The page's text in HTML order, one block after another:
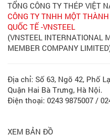
TỔNG CÔNG TY THÉP VIỆT
CÔNG TY TNHH MỘT
QUỐC TẾ -VNSTEEL
(VNSTEEL INTERNATIONAL
MEMBER COMPANY
Địa chỉ: Số 63, Ngõ 42, Phố
Quận Hai Bà Trưng, Hà Nội.
Điện thoại: 0243 9875007 /
XEM BẢN ĐỒ